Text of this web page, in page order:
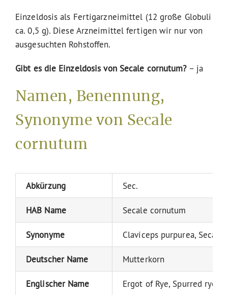
Einzeldosis als Fertigarzneimittel (12 große Globuli
ca. 0,5 g). Diese Arzneimittel fertigen wir nur von
ausgesuchten Rohstoffen.
Gibt es die Einzeldosis von Secale cornutum?– ja
Namen, Benennung,
Synonyme von Secale
cornutum
Abkürzung Sec.
HAB Name Secale cornutum
Synonyme Claviceps purpurea, Secale
Deutscher Name Mutterkorn
Englischer Name Ergot of Rye, Spurred rye,